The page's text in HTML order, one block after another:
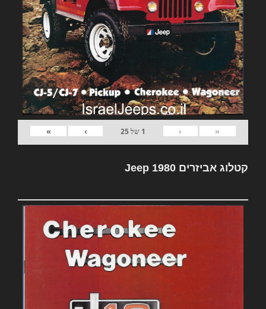
«
‹
1 של25
›
»
קטלוג אביזרים Jeep 1980